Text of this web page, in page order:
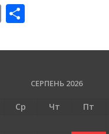
E
ai
П
ді
и
т
СЕРПЕНЬ 2026
Ср Чт Пт